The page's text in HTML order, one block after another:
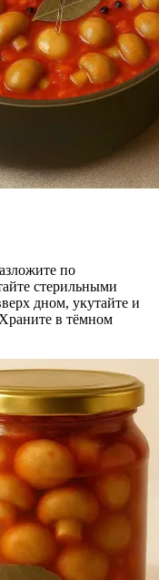
по
стерильными
дном, укутайте и
в тёмном